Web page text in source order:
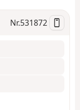
Nr.531872